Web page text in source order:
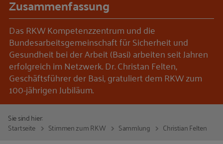
Zusammenfassung
Das RKW Kompetenzzentrum und die
Bundesarbeitsgemeinschaft für Sicherheit und
Gesundheit bei der Arbeit (Basi) arbeiten seit Jahren
erfolgreich im Netzwerk. Dr. Christan Felten,
Geschäftsführer der Basi, gratuliert dem RKW zum
100-jährigen Jubiläum.
Sie sind hier:
Startseite
Stimmen zum RKW Sammlung Christian Felten